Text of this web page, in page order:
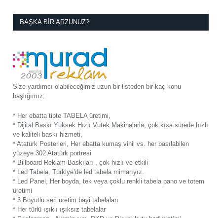
BAŞKA BIR ARZUNUZ?
Size yardımcı olabileceğimiz uzun bir listeden bir kaç konu
başlığımız;
* Her ebatta tipte TABELA üretimi,
* Dijital Baskı Yüksek Hızlı Vutek Makinalarla, çok kısa sürede hızlı
ve kaliteli baskı hizmeti,
* Atatürk Posterleri, Her ebatta kumaş vinil vs. her basılabilen
yüzeye 302 Atatürk portresi
* Billboard Reklam Baskıları , çok hızlı ve etkili
* Led Tabela, Türkiye’de led tabela mimarıyız.
* Led Panel, Her boyda, tek veya çoklu renkli tabela pano ve totem
üretimi
* 3 Boyutlu seri üretim bayi tabelaları
* Her türlü ışıklı ışıksız tabelalar